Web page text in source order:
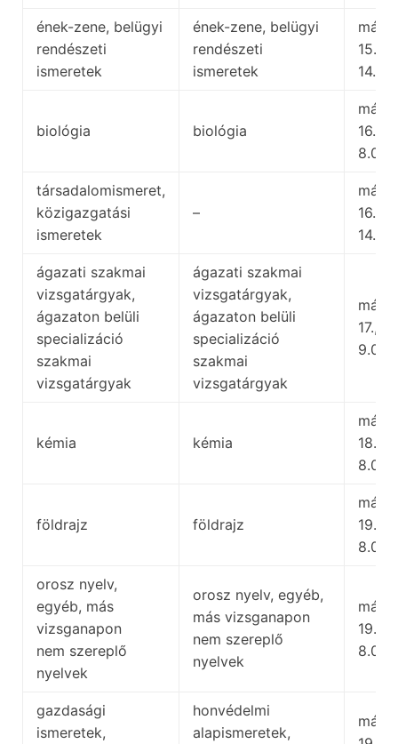
ének-zene, belügyi
rendészeti
ismeretek
ének-zene, belügyi
rendészeti
ismeretek
május
15.,
14.00
biológia biológia
május
16.,
8.00
társadalomismeret,
közigazgatási
ismeretek
–
május
16.,
14.00
ágazati szakmai
vizsgatárgyak,
ágazaton belüli
specializáció
szakmai
vizsgatárgyak
ágazati szakmai
vizsgatárgyak,
ágazaton belüli
specializáció
szakmai
vizsgatárgyak
május
17.,
9.00
kémia kémia
május
18.,
8.00
földrajz földrajz
május
19.,
8.00
orosz nyelv,
egyéb, más
vizsganapon
nem szereplő
nyelvek
orosz nyelv, egyéb,
más vizsganapon
nem szereplő
nyelvek
május
19.,
8.00
gazdasági
ismeretek,
honvédelmi
alapismeretek,
május